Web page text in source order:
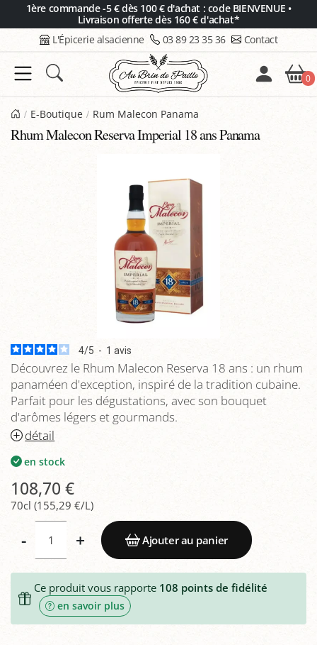
1ère commande -5 € dès 100 € d'achat : code BIENVENUE •
Livraison offerte dès 160 € d'achat*
L'Épicerie alsacienne 03 89 23 35 36 Contact
0
E-Boutique Rum Malecon Panama
Rhum Malecon Reserva Imperial 18 ans Panama
4/5 - 1 avis
Découvrez le Rhum Malecon Reserva 18 ans : un rhum
panaméen d'exception, inspiré de la tradition cubaine.
Parfait pour les dégustations, avec son bouquet
d'arômes légers et gourmands.
détail
en stock
108,70 €
70cl (155,29 €/L)
- + Ajouter au panier
Ce produit vous rapporte 108 points de fidélité
en savoir plus
Panneau de gestion des cookies